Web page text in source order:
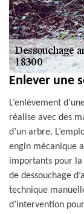
Enlever une
L’enlèvement
réalise avec des
d’un arbre.
engin mécanique
importants pour la
de dessouchage
technique
d’intervention